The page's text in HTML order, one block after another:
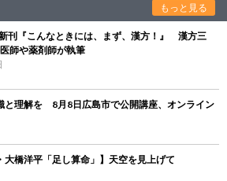
もっと見る
刊『こんなときには、まず、漢方！』 漢方三
師や薬剤師が執筆
と理解を 8月8日広島市で公開講座、オンライン
大橋洋平「足し算命」】天空を見上げて